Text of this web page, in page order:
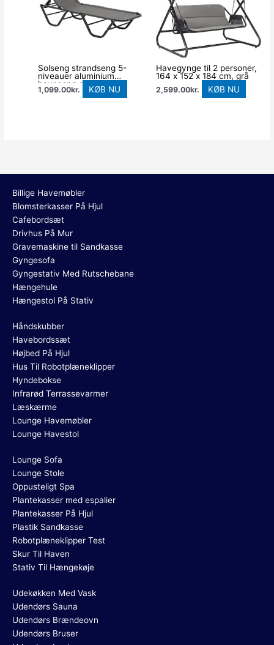
Solseng strandseng 5-
niveauer aluminium
haveseng afslappende
liggestol textileline
grå+sort 163 x 58,5 x 91
1,099.00kr. KØB NU
Havegynge til 2 personer,
164 x 152 x 184 cm, grå
2,599.00kr. KØB NU
Billige Havemøbler
Blomsterkasser På Hjul
Cafebordsæt
Drivhus På Mur
Gravemaskine til Sandkasse
Gyngesofa
Gyngestativ Med Rutschebane
Hængehule
Hængestol På Stativ
Håndskubber
Havebordssæt
Højbed På Hjul
Hus Til Robotplæneklipper
Hyndebokse
Infrarød Terrassevarmer
Læskærme
Lounge Havemøbler
Lounge Havestol
Lounge Sofa
Lounge Stole
Oppusteligt Spa
Plantekasser med espalier
Plantekasser På Hjul
Plastik Sandkasse
Robotplæneklipper Test
Skur Til Haven
Stativ Til Hængekøje
Udekøkken Med Vask
Udendørs Sauna
Udendørs Brændeovn
Udendørs Bruser